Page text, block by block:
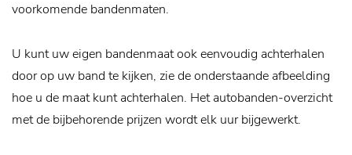
voorkomende bandenmaten.
U kunt uw eigen bandenmaat ook eenvoudig achterhalen
door op uw band te kijken, zie de onderstaande afbeelding
hoe u de maat kunt achterhalen. Het autobanden-overzicht
met de bijbehorende prijzen wordt elk uur bijgewerkt.